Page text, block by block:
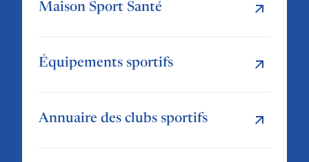
Maison Sport Santé
Équipements sportifs
Annuaire des clubs sportifs